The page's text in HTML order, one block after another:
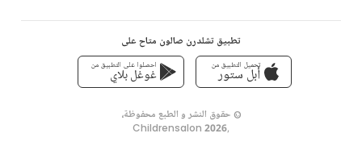
تطبيق تشلدرن صالون متاح على
تحميل التطبيق من
أبل ستور
احصلوا على التطبيق من
غوغل بلاي
© حقوق النشر و الطبع محفوظة،
,
Childrensalon 2026